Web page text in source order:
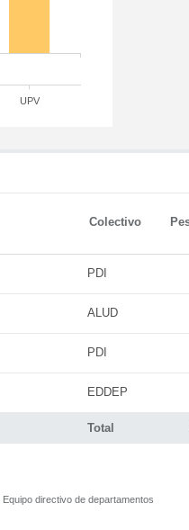
UPV
Colectivo
Total
PDI
ALUD
PDI
EDDEP
Equipo directivo de departamentos